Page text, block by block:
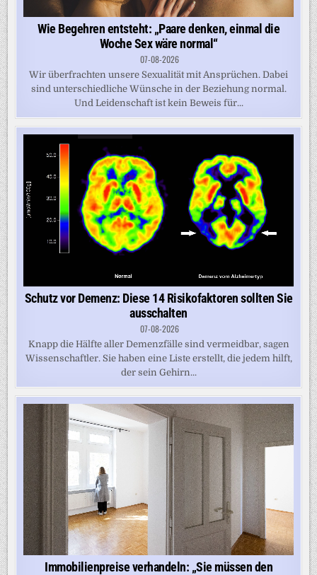
Wie Begehren entsteht: „Paare denken, einmal die
Woche Sex wäre normal“
07-08-2026
Wir überfrachten unsere Sexualität mit Ansprüchen. Dabei
sind unterschiedliche Wünsche in der Beziehung normal.
Und Leidenschaft ist kein Beweis für...
Schutz vor Demenz: Diese 14 Risikofaktoren sollten Sie
ausschalten
07-08-2026
Knapp die Hälfte aller Demenzfälle sind vermeidbar, sagen
Wissenschaftler. Sie haben eine Liste erstellt, die jedem hilft,
der sein Gehirn...
Immobilienpreise verhandeln: „Sie müssen den